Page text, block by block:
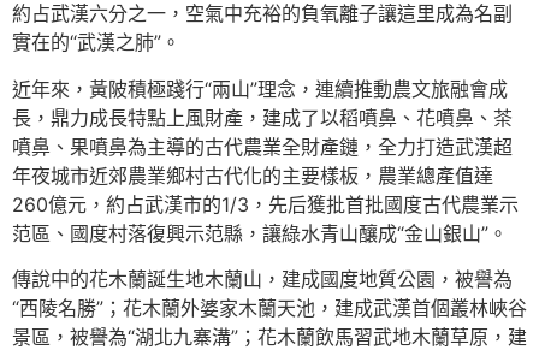
約占武漢六分之一，空氣中充裕的負氧離子讓這里成為名副
實在的“武漢之肺”。
近年來，黃陂積極踐行“兩山”理念，連續推動農文旅融會成
長，鼎力成長特點上風財產，建成了以稻噴鼻、花噴鼻、茶
噴鼻、果噴鼻為主導的古代農業全財產鏈，全力打造武漢超
年夜城市近郊農業鄉村古代化的主要樣板，農業總產值達
260億元，約占武漢市的1/3，先后獲批首批國度古代農業示
范區、國度村落復興示范縣，讓綠水青山釀成“金山銀山”。
傳說中的花木蘭誕生地木蘭山，建成國度地質公園，被譽為
“西陵名勝”；花木蘭外婆家木蘭天池，建成武漢首個叢林峽谷
景區，被譽為“湖北九寨溝”；花木蘭飲馬習武地木蘭草原，建